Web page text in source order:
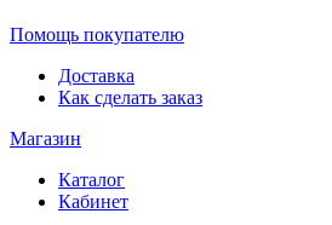
Помощь покупателю
Доставка
Как сделать заказ
Магазин
Каталог
Кабинет